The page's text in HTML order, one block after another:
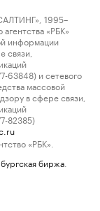
1995–
«РБК»
информации
связи,
63848) и сетевого
массовой
в сфере связи,
82385)
«РБК».
биржа